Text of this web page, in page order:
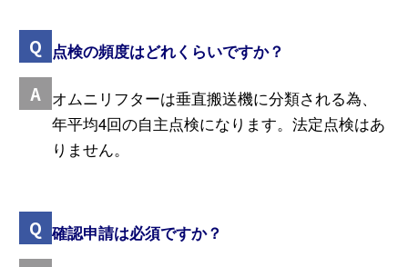
点検の頻度はどれくらいですか？
オムニリフターは垂直搬送機に分類される為、
年平均4回の自主点検になります。法定点検はあ
りません。
確認申請は必須ですか？